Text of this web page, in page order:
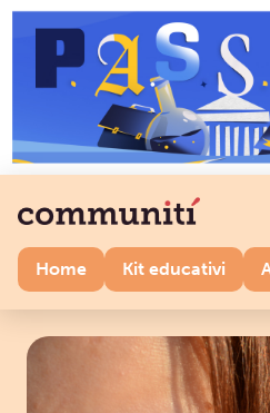
Home Kit educativi